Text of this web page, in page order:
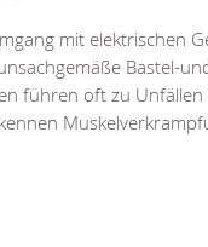
mit elektrischen
Bastel-
führen oft zu